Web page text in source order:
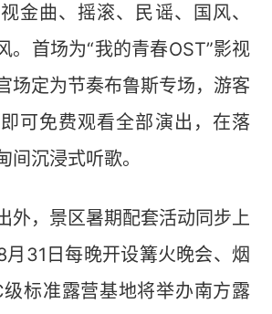
金曲、摇滚、民谣、国风、
。首场为“我的青春OST”影视
场定为节奏布鲁斯专场，游客
可免费观看全部演出，在落
间沉浸式听歌。
，景区暑期配套活动同步上
月31日每晚开设篝火晚会、烟
标准露营基地将举办南方露